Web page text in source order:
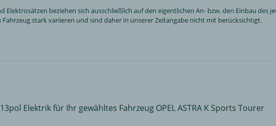
beziehen sich ausschließlich auf den eigentlichen An- bzw. den Einbau des
stark variieren und sind daher in unserer Zeitangabe nicht mit berücksichtigt.
Elektrik für Ihr gewähltes Fahrzeug OPEL ASTRA K Sports Tourer